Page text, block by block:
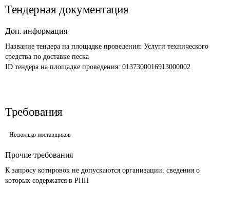
Тендерная документация
Доп. информация
Название тендера на площадке проведения: Услуги технического
средства по доставке песка
ID тендера на площадке проведения: 0137300016913000002
Требования
Несколько поставщиков
Прочие требования
К запросу котировок не допускаются организации, сведения о
которых содержатся в РНП